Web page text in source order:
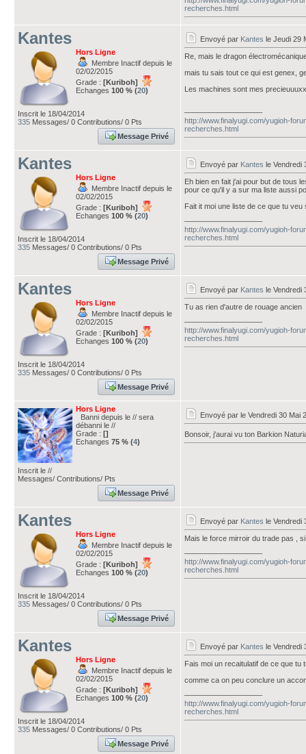
recherches.html
Kantes
Hors Ligne
Membre Inactif depuis le
02/02/2015
Grade : [Kuriboh]
Echanges 100 % (20)
Inscrit le 18/04/2014
335 Messages/ 0 Contributions/ 0 Pts
Message Privé
Envoyé par Kantes le Jeudi 29
Re, mais le dragon
mais tu sais tout ce qui est genex,
Les machines sont mes
http://www.finalyugi.com/yugioh-
recherches.html
Kantes
Hors Ligne
Membre Inactif depuis le
02/02/2015
Grade : [Kuriboh]
Echanges 100 % (20)
Inscrit le 18/04/2014
335 Messages/ 0 Contributions/ 0 Pts
Message Privé
Envoyé par Kantes le Vendredi
Eh bien en fait j'ai pour but de tous
pour ce qu'il y a sur ma liste aussi
Fait it moi une liste de ce que tu
http://www.finalyugi.com/yugioh-
recherches.html
Kantes
Hors Ligne
Membre Inactif depuis le
02/02/2015
Grade : [Kuriboh]
Echanges 100 % (20)
Inscrit le 18/04/2014
335 Messages/ 0 Contributions/ 0 Pts
Message Privé
Envoyé par Kantes le Vendredi
Tu as rien d'autre de rouage
http://www.finalyugi.com/yugioh-
recherches.html
Hors Ligne
Banni depuis le // sera
débanni le //
Grade : []
Echanges 75 % (4)
Inscrit le //
Messages/ Contributions/ Pts
Message Privé
Envoyé par le Vendredi 30 Mai
Bonsoir, j'aurai vu ton Barkion
Kantes
Hors Ligne
Membre Inactif depuis le
02/02/2015
Grade : [Kuriboh]
Echanges 100 % (20)
Inscrit le 18/04/2014
335 Messages/ 0 Contributions/ 0 Pts
Message Privé
Envoyé par Kantes le Vendredi
Mais le force mirroir du trade pas ,
http://www.finalyugi.com/yugioh-
recherches.html
Kantes
Hors Ligne
Membre Inactif depuis le
02/02/2015
Grade : [Kuriboh]
Echanges 100 % (20)
Inscrit le 18/04/2014
335 Messages/ 0 Contributions/ 0 Pts
Message Privé
Envoyé par Kantes le Vendredi
Fais moi un recaitulatif de ce que
comme ca on peu conclure un
http://www.finalyugi.com/yugioh-
recherches.html